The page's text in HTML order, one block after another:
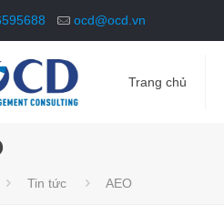
ocd@ocd.vn
Trang chủ
Tin tức AEO